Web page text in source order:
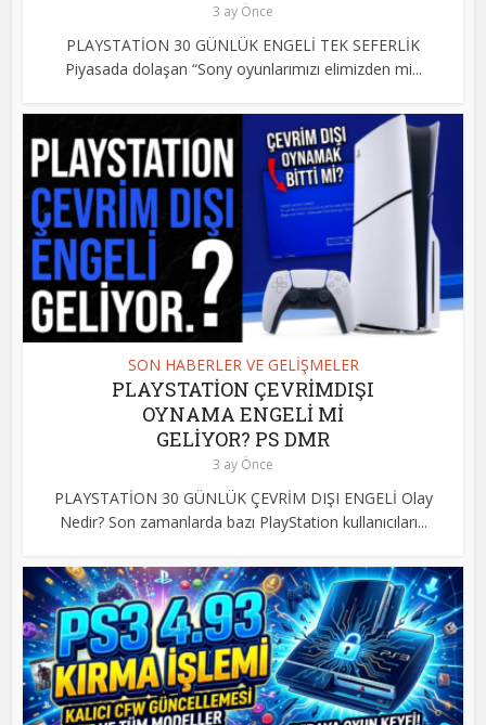
3 ay Önce
PLAYSTATİON 30 GÜNLÜK ENGELİ TEK SEFERLİK
Piyasada dolaşan “Sony oyunlarımızı elimizden mi...
SON HABERLER VE GELİŞMELER
PLAYSTATİON ÇEVRİMDIŞI
OYNAMA ENGELİ Mİ
GELİYOR? PS DMR
3 ay Önce
PLAYSTATİON 30 GÜNLÜK ÇEVRİM DIŞI ENGELİ Olay
Nedir? Son zamanlarda bazı PlayStation kullanıcıları...